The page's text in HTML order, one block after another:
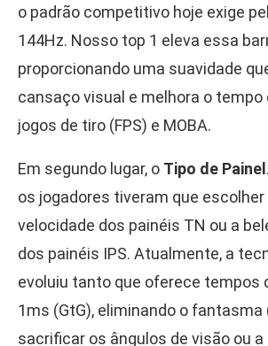
o padrão competitivo hoje exige
144Hz. Nosso top 1 eleva essa
proporcionando uma suavidade
cansaço visual e melhora o tempo
jogos de tiro (FPS) e MOBA.
Em segundo lugar, o Tipo de Painel
os jogadores tiveram que escolher
velocidade dos painéis TN ou a
dos painéis IPS. Atualmente, a
evoluiu tanto que oferece tempos
1ms (GtG), eliminando o
sacrificar os ângulos de visão ou a